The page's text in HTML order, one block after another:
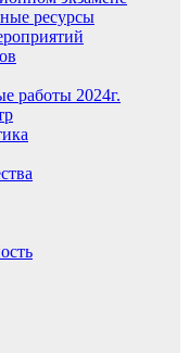
ресурсы
работы 2024г.